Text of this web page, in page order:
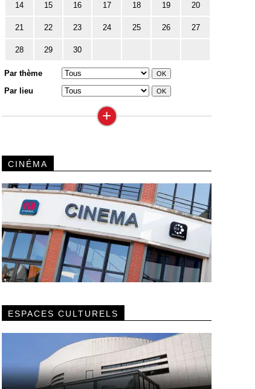
14 15 16 17 18 19 20
21 22 23 24 25 26 27
28 29 30
Par thème
Par lieu
+
CINÉMA
ESPACES CULTURELS